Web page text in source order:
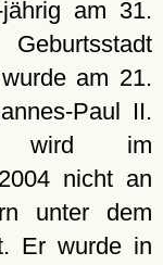
am 31.
am 21.
Paul II.
wird im
nicht an
unter dem
Er wurde in